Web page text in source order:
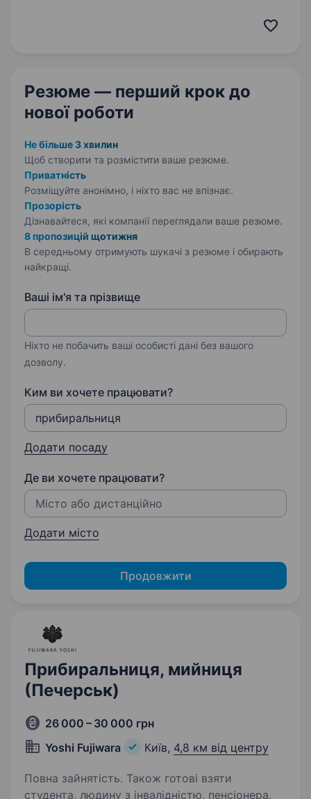
на фронті. Наші системи використовуються
Резюме — перший крок до
нової роботи
Не більше 3 хвилин
Щоб створити та розмістити ваше резюме.
Приватність
Розміщуйте анонімно, і ніхто вас не впізнає.
Прозорість
Дізнавайтеся, які компанії переглядали ваше резюме.
8 пропозицій щотижня
В середньому отримують шукачі з резюме і обирають
найкращі.
Ваші ім'я та прізвище
Ніхто не побачить ваші особисті дані без вашого
дозволу.
Ким ви хочете працювати?
Додати посаду
Де ви хочете працювати?
Додати місто
Продовжити
Прибиральниця, мийниця
(Печерськ)
26 000 – 30 000 грн
Yoshi Fujiwara
Київ, 4,8 км від центру
Повна зайнятість. Також готові взяти
студента, людину з інвалідністю, пенсіонера.